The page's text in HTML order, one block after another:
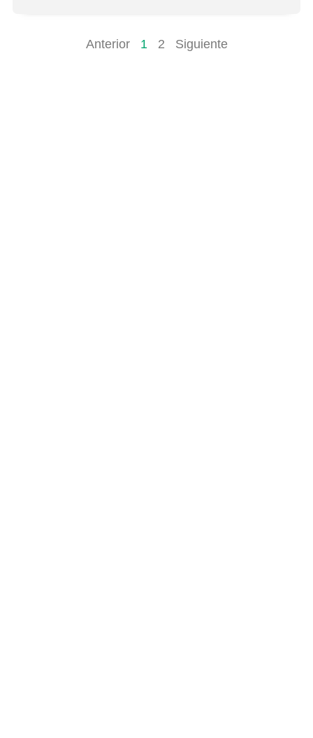
Anterior 1 2 Siguiente